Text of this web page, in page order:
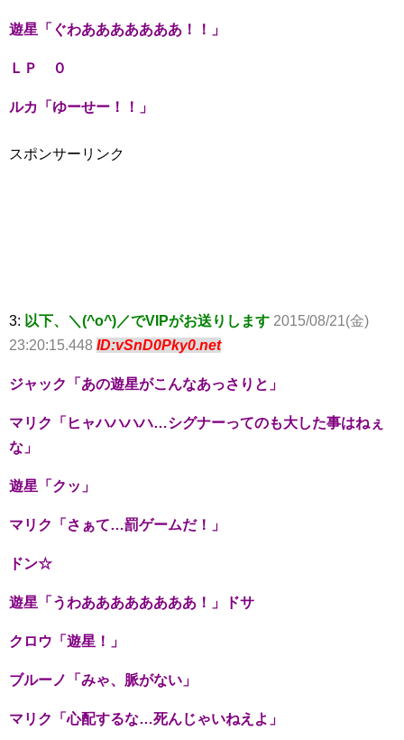
遊星「ぐわあああああああ！！」
ＬＰ ０
ルカ「ゆーせー！！」
スポンサーリンク
3: 以下、＼(^o^)／でVIPがお送りします 2015/08/21(金)
23:20:15.448 ID:vSnD0Pky0.net
ジャック「あの遊星がこんなあっさりと」
マリク「ヒャハハハハ…シグナーってのも大した事はねぇ
な」
遊星「クッ」
マリク「さぁて…罰ゲームだ！」
ドン☆
遊星「うわああああああああ！」ドサ
クロウ「遊星！」
ブルーノ「みゃ、脈がない」
マリク「心配するな…死んじゃいねえよ」